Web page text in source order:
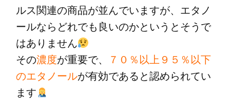
ルス関連の商品が並んでいますが、エタノ
ールならどれでも良いのかというとそうで
はありません
その濃度が重要で、
７０％以上９５％以下
のエタノールが有効であると認められてい
ます